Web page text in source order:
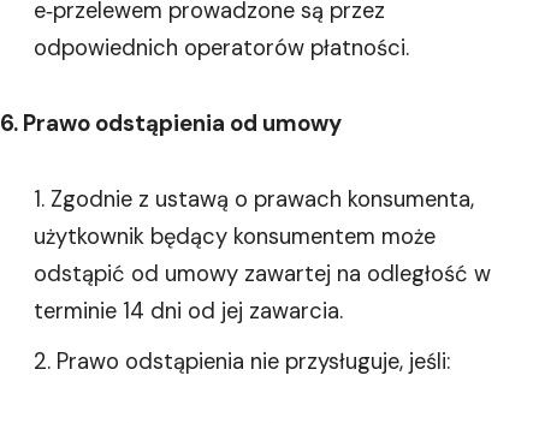
e‑przelewem prowadzone są przez
odpowiednich operatorów płatności.
6. Prawo odstąpienia od umowy
Zgodnie z ustawą o prawach konsumenta,
użytkownik będący konsumentem może
odstąpić od umowy zawartej na odległość w
terminie 14 dni od jej zawarcia.
Prawo odstąpienia nie przysługuje, jeśli: